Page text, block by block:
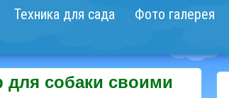
Фото галерея
Техника для сада
для собаки своими